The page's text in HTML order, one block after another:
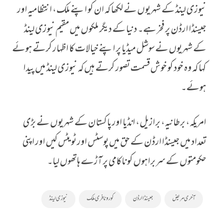
نیوزی لینڈ کے شہریوں نے لکھا کہ ان کو اپنے ملک، انتظامیہ اور
جیسنڈا ارڈن پر فخر ہے۔ دنیا کے دیگر ملکوں میں مقیم نیوزی لینڈ
کے شہریوں نے سوشل میڈیا پر اپنے خیالات کا اظہار کرتے ہوئے
کہا کہ وہ خود کو خوش قسمت تصور کرتے ہیں کہ نیوزی لینڈ میں پیدا
ہوئے۔
امریکہ، برطانیہ، برازیل، انڈیا اور پاکستان کے شہریوں نے بڑی
تعداد میں جیسنڈا ارڈن کے حق میں پوسٹس اور ٹویٹس کیں اور اپنی
حکومتوں کے سربراہوں کو ناکامی پر آڑے ہاتھوں لیا۔
آخری مریض جیسنڈا ارڈن کورونا فری ملک نیوزی لینڈ